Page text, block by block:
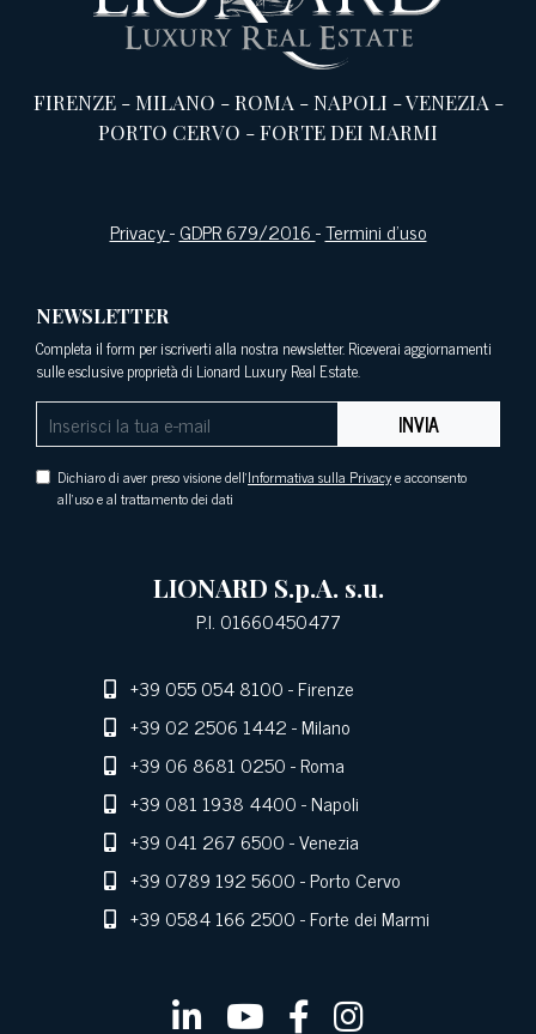
FIRENZE-MILANO -ROMA -NAPOLI -VENEZIA -
PORTO CERVO -FORTE DEI MARMI
Privacy-GDPR 679/2016-Termini d’uso
NEWSLETTER
Completa il form per iscriverti alla nostra newsletter. Riceverai aggiornamenti
sulle esclusive proprietà di Lionard Luxury Real Estate.
INVIA
Dichiaro di aver preso visione dell'Informativa sulla Privacye acconsento
all'uso e al trattamento dei dati
LIONARD S.p.A. s.u.
P.I. 01660450477
+39 055 054 8100- Firenze
+39 02 2506 1442- Milano
+39 06 8681 0250- Roma
+39 081 1938 4400- Napoli
+39 041 267 6500- Venezia
+39 0789 192 5600- Porto Cervo
+39 0584 166 2500- Forte dei Marmi